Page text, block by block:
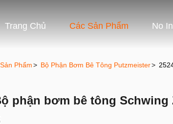
Trang Chủ Các Sản Phẩm No
Phẩm> Bộ Phận Bơm Bê Tông Putzmeister>
phận bơm bê tông Schwing